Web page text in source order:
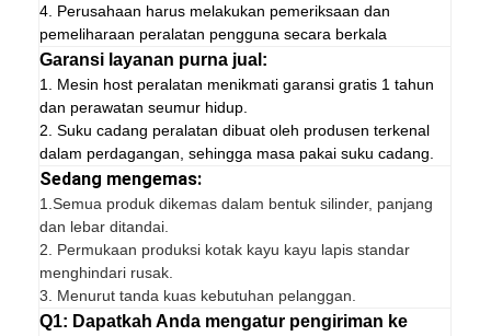
4. Perusahaan harus melakukan pemeriksaan dan
pemeliharaan peralatan pengguna secara berkala
Garansi layanan purna jual:
1. Mesin host peralatan menikmati garansi gratis 1 tahun
dan perawatan seumur hidup.
2. Suku cadang peralatan dibuat oleh produsen terkenal
dalam perdagangan, sehingga masa pakai suku cadang.
Sedang mengemas:
1.Semua produk dikemas dalam bentuk silinder, panjang
dan lebar ditandai.
2. Permukaan produksi kotak kayu kayu lapis standar
menghindari rusak.
3. Menurut tanda kuas kebutuhan pelanggan.
Q1: Dapatkah Anda mengatur pengiriman ke